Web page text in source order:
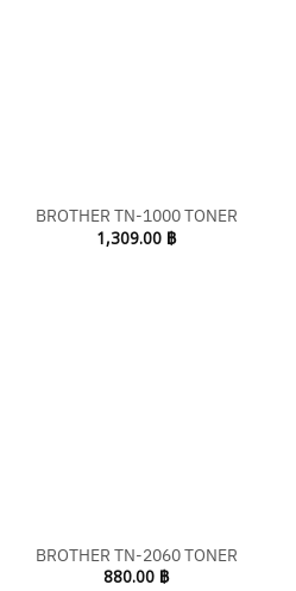
BROTHER TN-1000 TONER
1,309.00 ฿
BROTHER TN-2060 TONER
880.00 ฿